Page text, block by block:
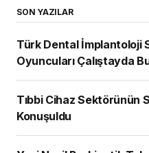
SON YAZILAR
Türk Dental İmplantoloji
Oyuncuları Çalıştayda
Tıbbi Cihaz Sektörünün
Konuşuldu